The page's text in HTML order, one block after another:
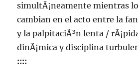
simultÃ¡neamente mientras
cambian en el acto entre la
y la palpitaciÃ³n lenta /
dinÃ¡mica y disciplina
::::